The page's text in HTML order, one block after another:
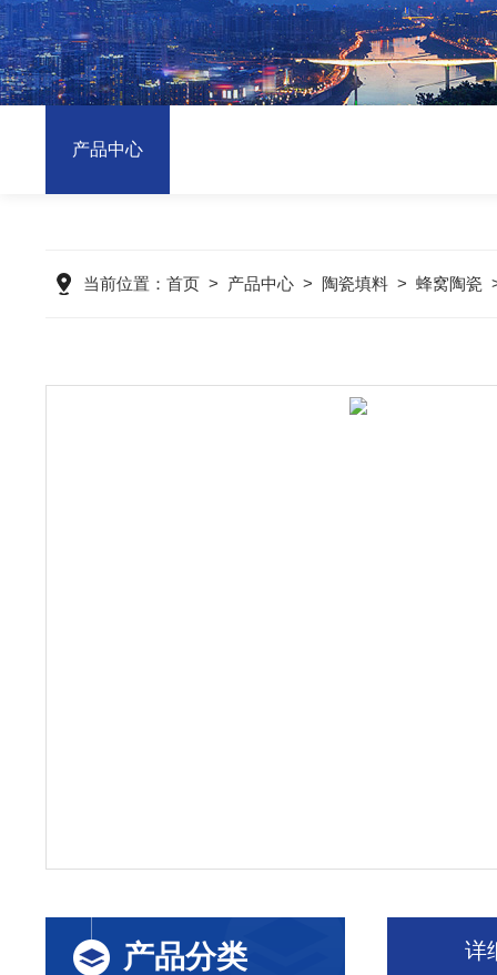
产品中心
当前位置： 首页> 产品中心> 陶瓷填料> 蜂窝陶瓷
产品分类 详